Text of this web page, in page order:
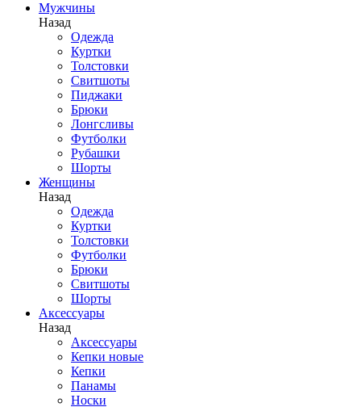
Мужчины
Назад
Одежда
Куртки
Толстовки
Свитшоты
Пиджаки
Брюки
Лонгсливы
Футболки
Рубашки
Шорты
Женщины
Назад
Одежда
Куртки
Толстовки
Футболки
Брюки
Свитшоты
Шорты
Аксессуары
Назад
Аксессуары
Кепки новые
Кепки
Панамы
Носки